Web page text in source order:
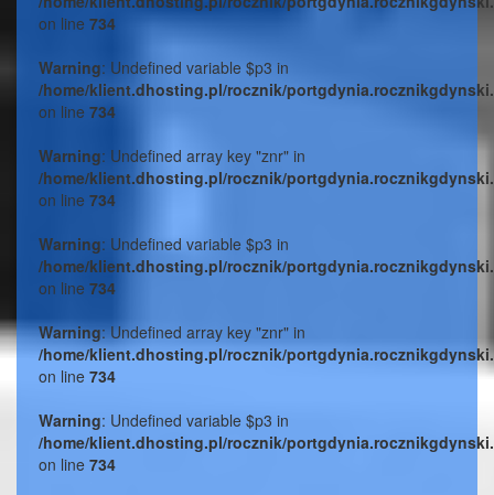
on line 734
Warning: Undefined variable $p3 in
/home/klient.dhosting.pl/rocznik/
on line 734
Warning: Undefined array key "znr" in
/home/klient.dhosting.pl/rocznik/
on line 734
Warning: Undefined variable $p3 in
/home/klient.dhosting.pl/rocznik/
on line 734
Warning: Undefined array key "znr" in
/home/klient.dhosting.pl/rocznik/
on line 734
Warning: Undefined variable $p3 in
/home/klient.dhosting.pl/rocznik/
on line 734